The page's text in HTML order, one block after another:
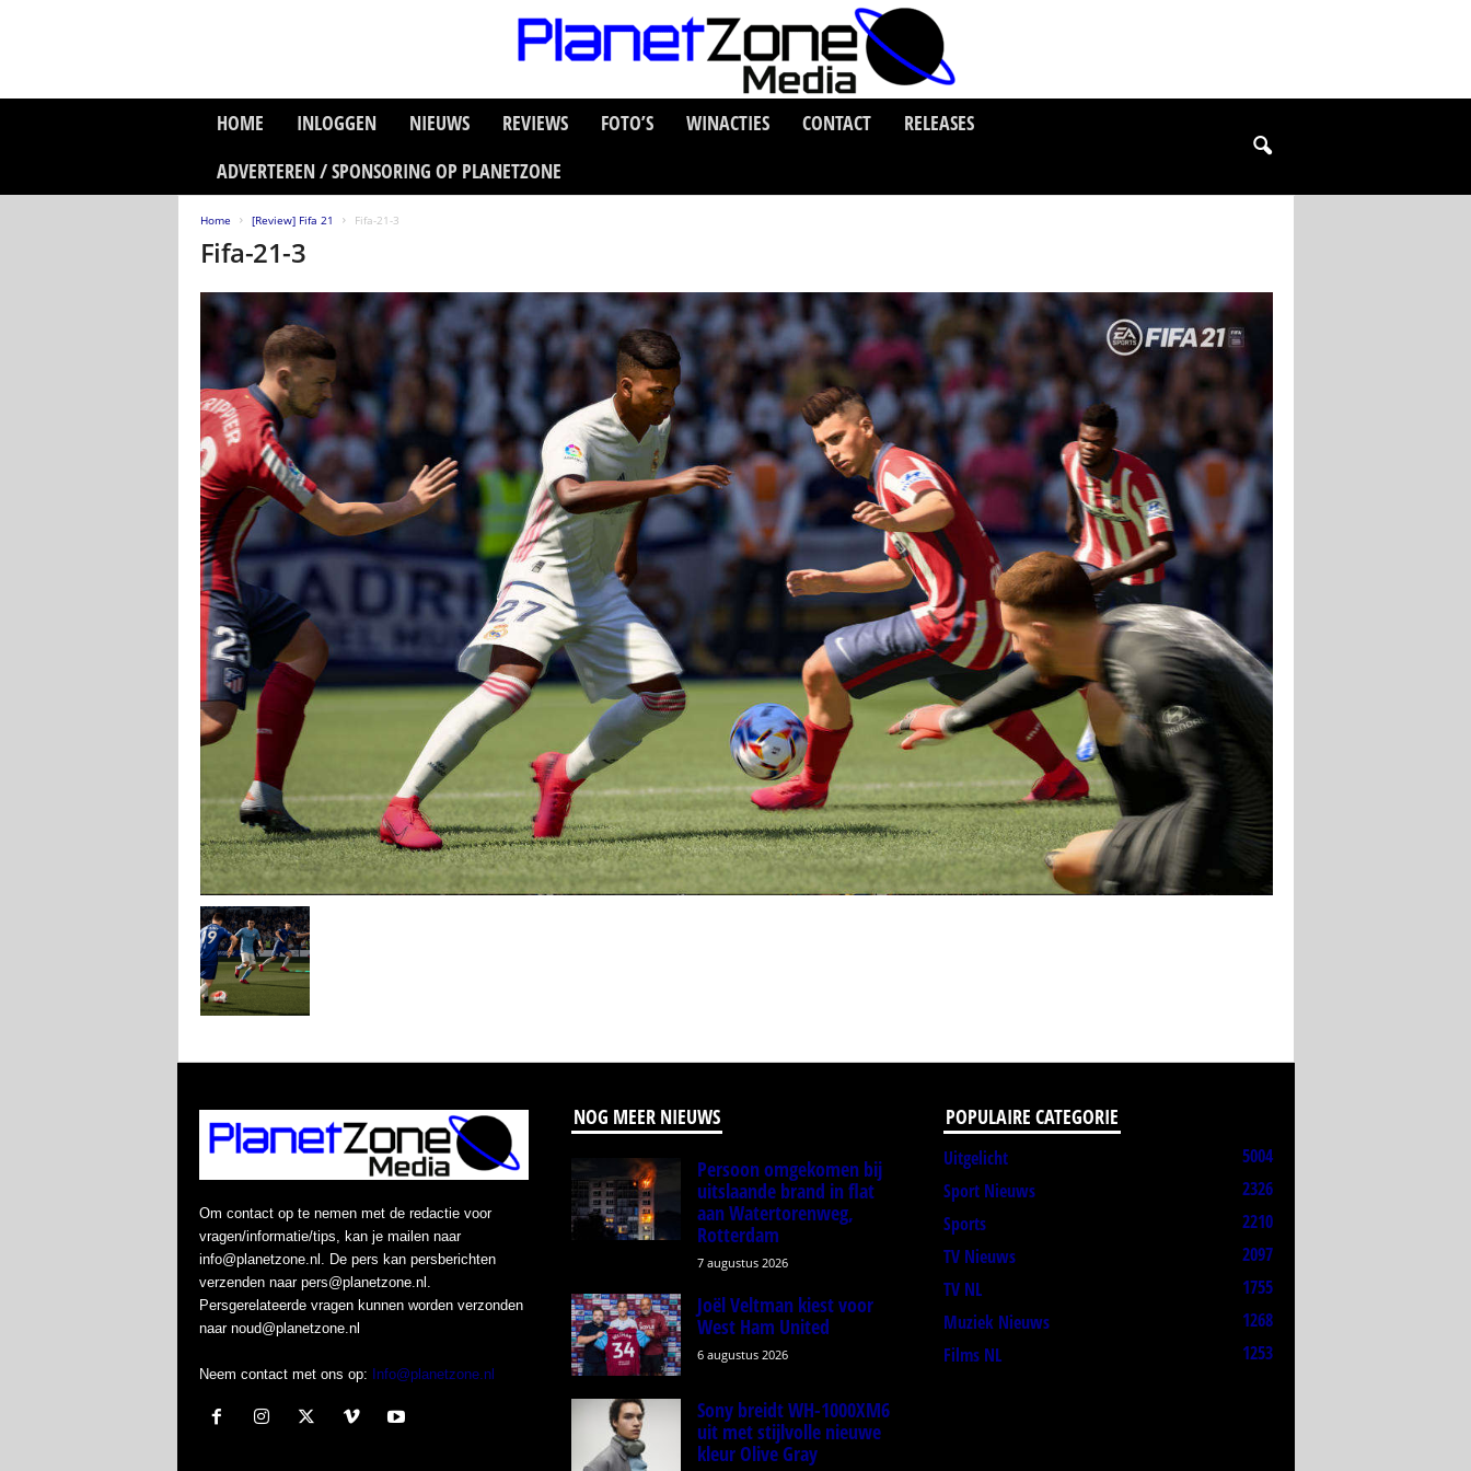
HOME INLOGGEN NIEUWS REVIEWS FOTO’S WINACTIES CONTACT
RELEASES
ADVERTEREN / SPONSORING OP PLANETZONE
Home [Review] Fifa 21 Fifa-21-3
Fifa-21-3
Om contact op te nemen met de redactie voor
vragen/informatie/tips, kan je mailen naar
info@planetzone.nl. De pers kan persberichten
verzenden naar pers@planetzone.nl.
Persgerelateerde vragen kunnen worden verzonden
naar noud@planetzone.nl
Neem contact met ons op: Info@planetzone.nl
NOG MEER NIEUWS
Persoon omgekomen bij
uitslaande brand in flat
aan Watertorenweg,
Rotterdam
7 augustus 2026
Joël Veltman kiest voor
West Ham United
6 augustus 2026
Sony breidt WH-1000XM6
uit met stijlvolle nieuwe
kleur Olive Gray
POPULAIRE CATEGORIE
Uitgelicht
5004
Sport Nieuws
2326
Sports
2210
TV Nieuws
2097
TV NL
1755
Muziek Nieuws
1268
Films NL
1253